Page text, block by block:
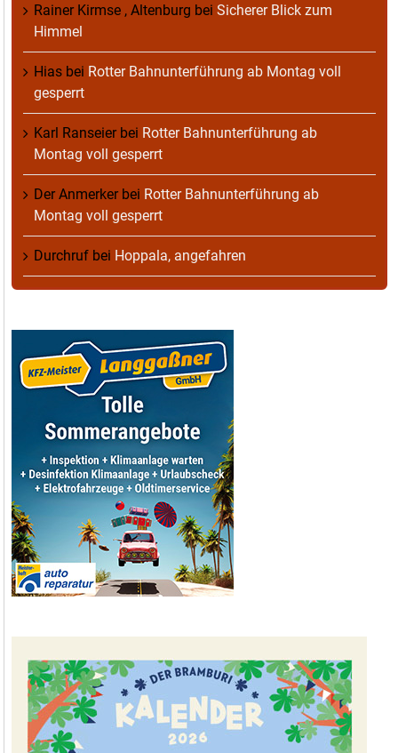
Rainer Kirmse , Altenburg bei Sicherer Blick zum
Himmel
Hias bei Rotter Bahnunterführung ab Montag voll
gesperrt
Karl Ranseierbei Rotter Bahnunterführung ab
Montag voll gesperrt
Der Anmerkerbei Rotter Bahnunterführung ab
Montag voll gesperrt
Durchruf bei Hoppala, angefahren